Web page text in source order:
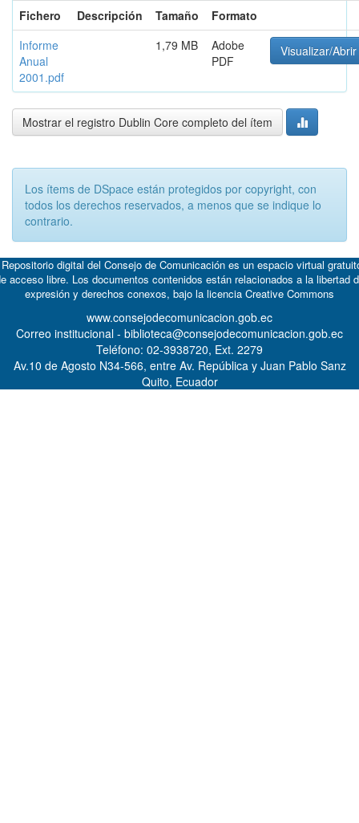
Fichero
Descripción Tamaño
Formato
Informe
Anual
2001.pdf
1,79 MB
Adobe
PDF
Visualizar/Abrir
Mostrar el registro Dublin Core completo del ítem
Los ítems de DSpace están protegidos por copyright, con
todos los derechos reservados, a menos que se indique lo
contrario.
digital del Consejo de Comunicación es un espacio virtual
acceso libre. Los documentos contenidos están relacionados a la libertad
expresión y derechos conexos, bajo la licencia Creative Commons
www.consejodecomunicacion.gob.ec
Correo institucional - biblioteca@consejodecomunicacion.gob.ec
Teléfono: 02-3938720, Ext. 2279
Av.10 de Agosto N34-566, entre Av. República y Juan Pablo Sanz
Quito, Ecuador